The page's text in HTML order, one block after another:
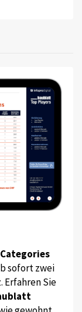
sofort zwei
Erfahren Sie